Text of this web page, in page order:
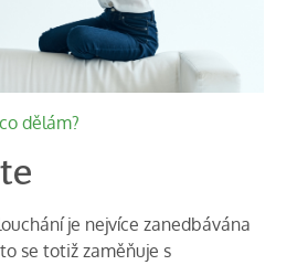
dělám?
je nejvíce zanedbávána
se totiž zaměňuje s